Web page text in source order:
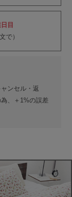
目
で）
ンセル・返
、＋1%の誤差